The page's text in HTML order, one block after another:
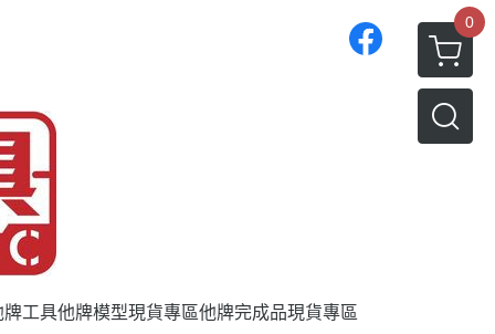
0
牌工具他牌模型現貨專區他牌完成品現貨專區